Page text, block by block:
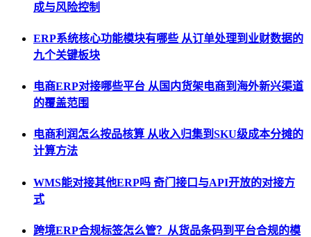
成与风险控制
ERP系统核心功能模块有哪些 从订单处理到业财数据的
九个关键板块
电商ERP对接哪些平台 从国内货架电商到海外新兴渠道
的覆盖范围
电商利润怎么按品核算 从收入归集到SKU级成本分摊的
计算方法
WMS能对接其他ERP吗 奇门接口与API开放的对接方
式
跨境ERP合规标签怎么管？从货品条码到平台合规的模